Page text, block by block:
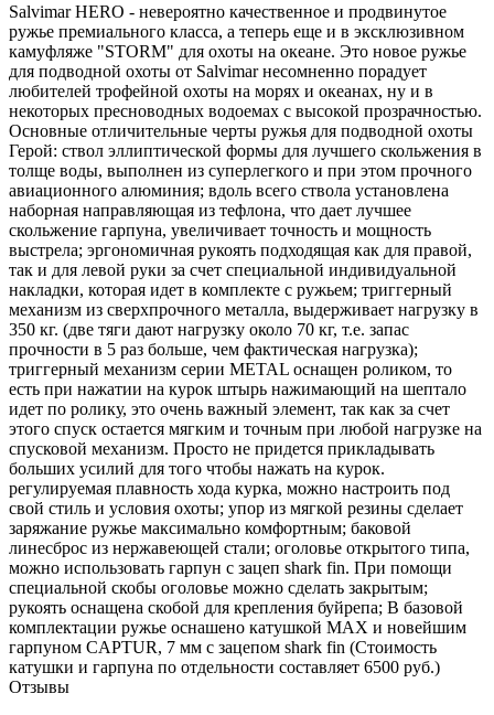
Salvimar HERO - невероятно качественное и продвинутое
ружье премиального класса, а теперь еще и в эксклюзивном
камуфляже "STORM" для охоты на океане. Это новое ружье
для подводной охоты от Salvimar несомненно порадует
любителей трофейной охоты на морях и океанах, ну и в
некоторых пресноводных водоемах с высокой прозрачностью.
Основные отличительные черты ружья для подводной охоты
Герой: ствол эллиптической формы для лучшего скольжения в
толще воды, выполнен из суперлегкого и при этом прочного
авиационного алюминия; вдоль всего ствола установлена
наборная направляющая из тефлона, что дает лучшее
скольжение гарпуна, увеличивает точность и мощность
выстрела; эргономичная рукоять подходящая как для правой,
так и для левой руки за счет специальной индивидуальной
накладки, которая идет в комплекте с ружьем; триггерный
механизм из сверхпрочного металла, выдерживает нагрузку в
350 кг. (две тяги дают нагрузку около 70 кг, т.е. запас
прочности в 5 раз больше, чем фактическая нагрузка);
триггерный механизм серии METAL оснащен роликом, то
есть при нажатии на курок штырь нажимающий на шептало
идет по ролику, это очень важный элемент, так как за счет
этого спуск остается мягким и точным при любой нагрузке на
спусковой механизм. Просто не придется прикладывать
больших усилий для того чтобы нажать на курок.
регулируемая плавность хода курка, можно настроить под
свой стиль и условия охоты; упор из мягкой резины сделает
заряжание ружье максимально комфортным; баковой
линесброс из нержавеющей стали; оголовье открытого типа,
можно использовать гарпун с зацеп shark fin. При помощи
специальной скобы оголовье можно сделать закрытым;
рукоять оснащена скобой для крепления буйрепа; В базовой
комплектации ружье оснашено катушкой MAX и новейшим
гарпуном CAPTUR, 7 мм с зацепом shark fin (Стоимость
катушки и гарпуна по отдельности составляет 6500 руб.)
Отзывы